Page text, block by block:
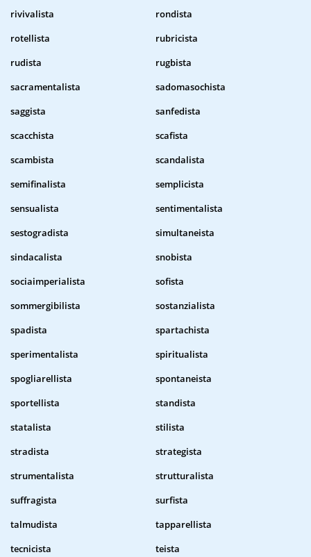
rivivalista
rondista
rotellista
rubricista
rudista
rugbista
sacramentalista
sadomasochista
saggista
sanfedista
scacchista
scafista
scambista
scandalista
semifinalista
semplicista
sensualista
sentimentalista
sestogradista
simultaneista
sindacalista
snobista
sociaimperialista
sofista
sommergibilista
sostanzialista
spadista
spartachista
sperimentalista
spiritualista
spogliarellista
spontaneista
sportellista
standista
statalista
stilista
stradista
strategista
strumentalista
strutturalista
suffragista
surfista
talmudista
tapparellista
tecnicista
teista